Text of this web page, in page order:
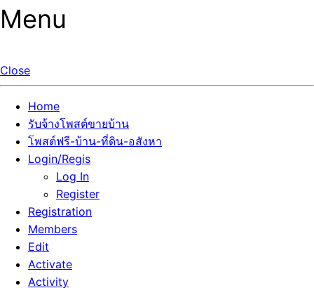
Menu
Close
Home
รับจ้างโพสต์ขายบ้าน
โพสต์ฟรี-บ้าน-ที่ดิน-อสังหา
Login/Regis
Log In
Register
Registration
Members
Edit
Activate
Activity